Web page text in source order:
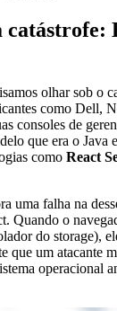
catástrofe:
olhar sob o
como Dell,
consoles de
que era o Java
como React
uma falha na
Quando o
do storage),
que um atacante
operacional